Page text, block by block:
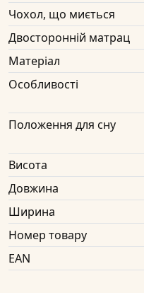
Чохол, що миється
Двосторонній матрац
Матеріал
Особливості
Положення для сну
Висота
Довжина
Ширина
Номер товару
EAN